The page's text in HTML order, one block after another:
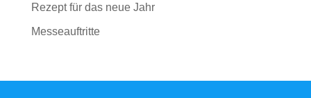
Rezept für das neue Jahr
Messeauftritte